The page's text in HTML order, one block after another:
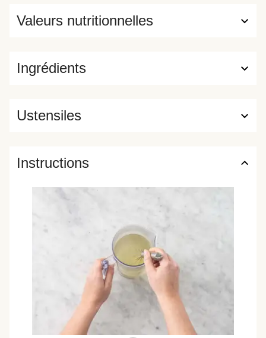
Ingrédients
Valeurs nutritionnelles
Ustensiles
Instructions